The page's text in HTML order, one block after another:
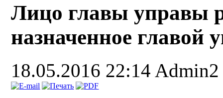
Лицо главы управы
назначенное главой
18.05.2016 22:14 Admin2